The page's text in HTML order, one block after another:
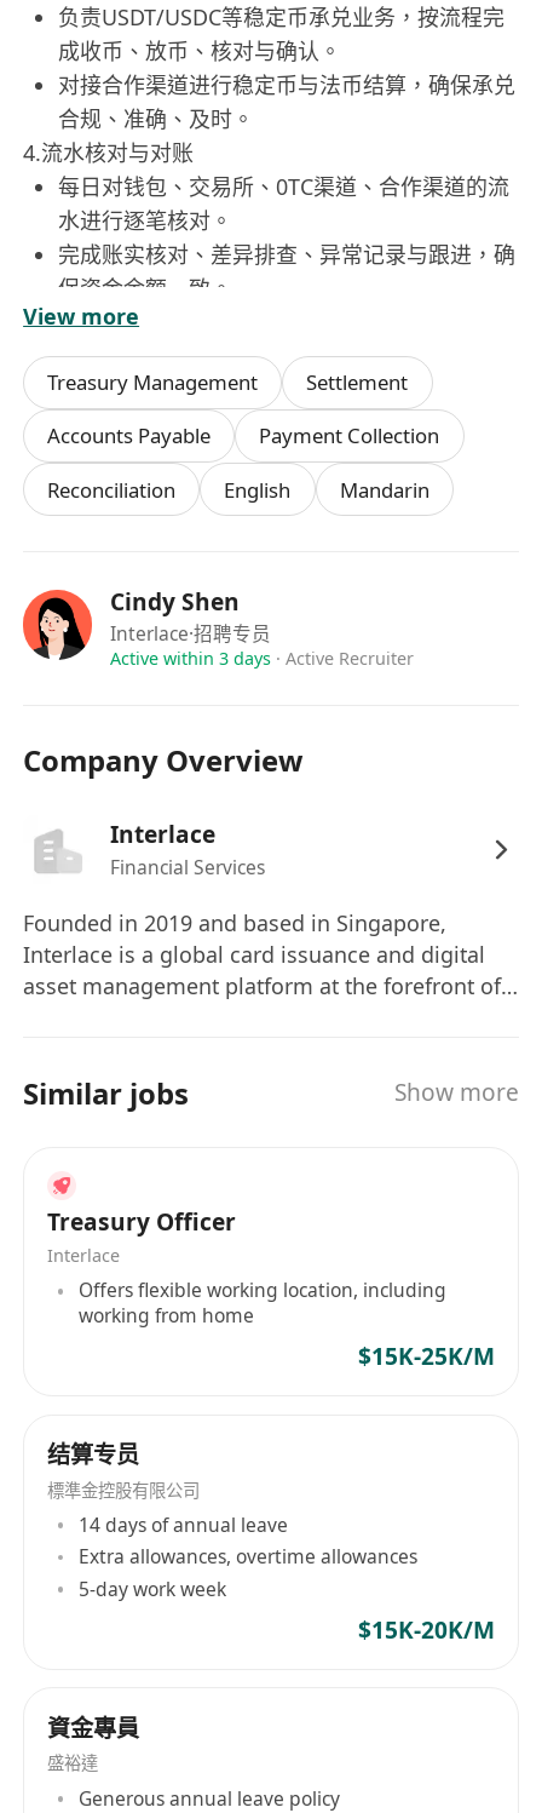
负责USDT/USDC等稳定币承兑业务，按流程完
成收币、放币、核对与确认。
对接合作渠道进行稳定币与法币结算，确保承兑
合规、准确、及时。
4.流水核对与对账
每日对钱包、交易所、0TC渠道、合作渠道的流
水进行逐笔核对。
完成账实核对、差异排查、异常记录与跟进，确
保资金余额一致。
每日出具资金日报、资产余额表、对账表，清晰
反映各钱包/交易所/OTC/渠道资产情况。
5.合规与风险控制
严格遵守公司资金制度、Web3风控规则及香港
相关监管要求(VASP/AML/CTF)。
监控大额、高频、异常交易，及时上报风险，配
合完成KYC/AML审核与资料留存。
完成上级安排的资金结算、对账、报表及其他Web3
资金相关工作。
任职要求
具备Web3、虚拟资产、稳定币承兑、交易所/钱
2.专业能力
熟悉香港多币种结算、跨境支付流程，了解
掌握主流公链钱包操作、链上查询(区块浏览
器)、交易所后台功能。
熟练使用Excel搭建台账、编制对账表与资金日
了解香港虚拟资产监管、反洗钱(AML)基本要
4.素质要求
诚信可靠、原则性强，对资金安全高度敏感，严
谨细致、责任心极强。
抗压能力强，能适应Web3行业资金实时处理需
View more
Treasury Management
Settlement
Accounts Payable
Payment Collection
Reconciliation
English Mandarin
Cindy Shen
Interlace·招聘专员
Active within 3 days· Active Recruiter
Company Overview
Interlace
Financial Services
Founded in 2019 and based in Singapore,
Interlace is a global card issuance and digital
asset management platform at the forefront of
currency, and cross-system fund solutions for
Web3, cross-border e-commerce, B2B trade,
compliance with global regulations, Interlace
holds the highest security certification in the
international card payment industry, PCI-DSS
Level-1, and is licensed in the United States,
Hong Kong, and Lithuania.
Similar jobs Show more
Treasury Officer
Interlace
Offers flexible working location, including
working from home
$15K-25K/M
结算专员
標準金控股有限公司
14 days of annual leave
Extra allowances, overtime allowances
5-day work week
$15K-20K/M
資金專員
盛裕達
Generous annual leave policy